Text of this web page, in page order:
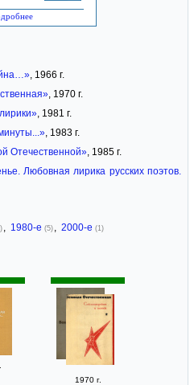
, 1966 г.
, 1970 г.
, 1981 г.
, 1983 г.
Отечественной», 1985 г.
Любовная лирика русских поэтов.
1980-е (5) 2000-е (1)
1970 г.